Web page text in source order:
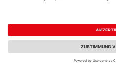
Impressum AGB
Reservierungsbedingungen